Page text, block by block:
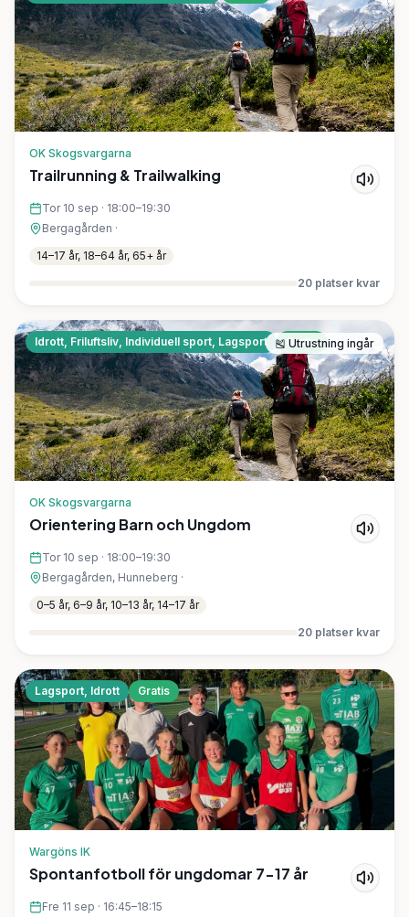
OK Skogsvargarna
Trailrunning & Trailwalking
Tor 10 sep · 18:00–19:30
Bergagården ·
14–17 år, 18–64 år, 65+ år
20 platser kvar
Idrott, Friluftsliv, Individuell sport, Lagsport Gratis
🎽 Utrustning ingår
OK Skogsvargarna
Orientering Barn och Ungdom
Tor 10 sep · 18:00–19:30
Bergagården, Hunneberg ·
0–5 år, 6–9 år, 10–13 år, 14–17 år
20 platser kvar
Lagsport, Idrott Gratis
Wargöns IK
Spontanfotboll för ungdomar 7-17 år
Fre 11 sep · 16:45–18:15